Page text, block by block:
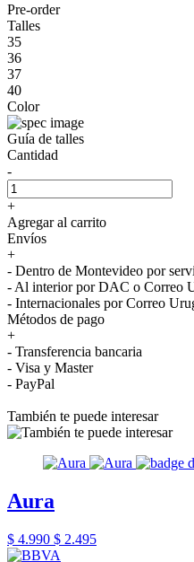
Pre-order
Talles
35
36
37
40
Color
Guía de talles
Cantidad
-
+
Agregar al carrito
Envíos
+
- Dentro de Montevideo por
- Al interior por DAC o Correo
- Internacionales por Correo
Métodos de pago
+
- Transferencia bancaria
- Visa y Master
- PayPal
También te puede interesar
Aura
$ 4.990 $ 2.495